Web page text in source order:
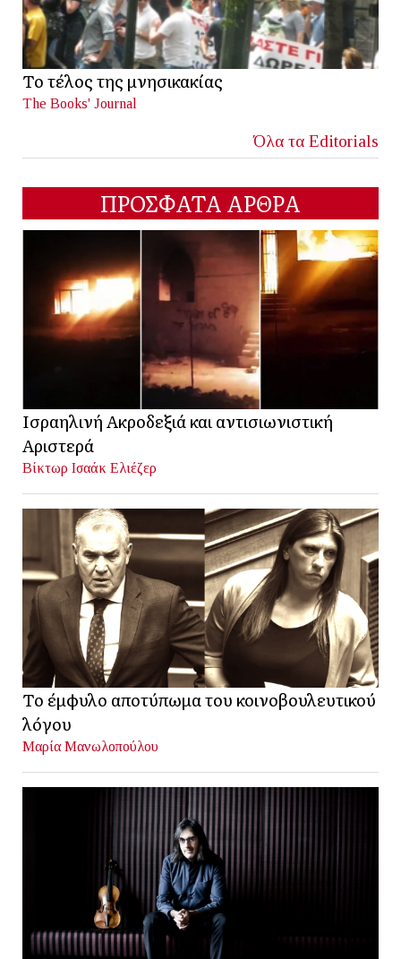
Το τέλος της μνησικακίας
The Books' Journal
Όλα τα Editorials
ΠΡΟΣΦΑΤΑ ΑΡΘΡΑ
Ισραηλινή Ακροδεξιά και αντισιωνιστική
Αριστερά
Βίκτωρ Ισαάκ Ελιέζερ
Το έμφυλο αποτύπωμα του κοινοβουλευτικού
λόγου
Μαρία Μανωλοπούλου